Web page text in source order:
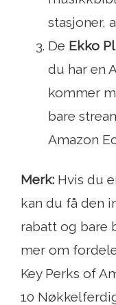
stasjoner,
De Ekko
du har en
kommer
bare
Amazon
Merk: Hvis du
kan du få den
rabatt og bare
mer om
Key Perks of
10